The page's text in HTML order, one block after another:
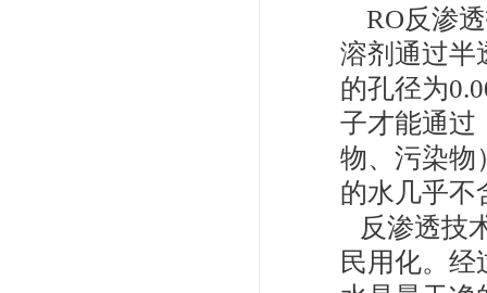
RO反渗透
溶剂通过半
的孔径为
子才能通过
物、污染物
的水几乎不
反渗透技
民用化。